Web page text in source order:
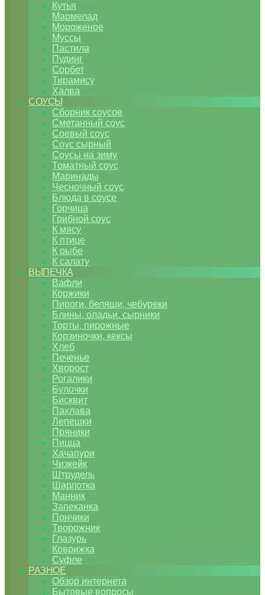
Кутья
Мармелад
Мороженое
Муссы
Пастила
Пудинг
Сорбет
Тирамису
Халва
СОУСЫ
Сборник соусов
Сметанный соус
Соевый соус
Соус сырный
Соусы на зиму
Томатный соус
Маринады
Чесночный соус
Блюда в соусе
Горчица
Грибной соус
К мясу
К птице
К рыбе
К салату
ВЫПЕЧКА
Вафли
Коржики
Пироги, беляши, чебуреки
Блины, оладьи, сырники
Торты, пирожные
Корзиночки, кексы
Хлеб
Печенье
Хворост
Рогалики
Булочки
Бисквит
Пахлава
Лепешки
Пряники
Пицца
Хачапури
Чизкейк
Штрудель
Шарлотка
Манник
Запеканка
Пончики
Творожник
Глазурь
Коврижка
Суфле
РАЗНОЕ
Обзор интернета
Бытовые вопросы